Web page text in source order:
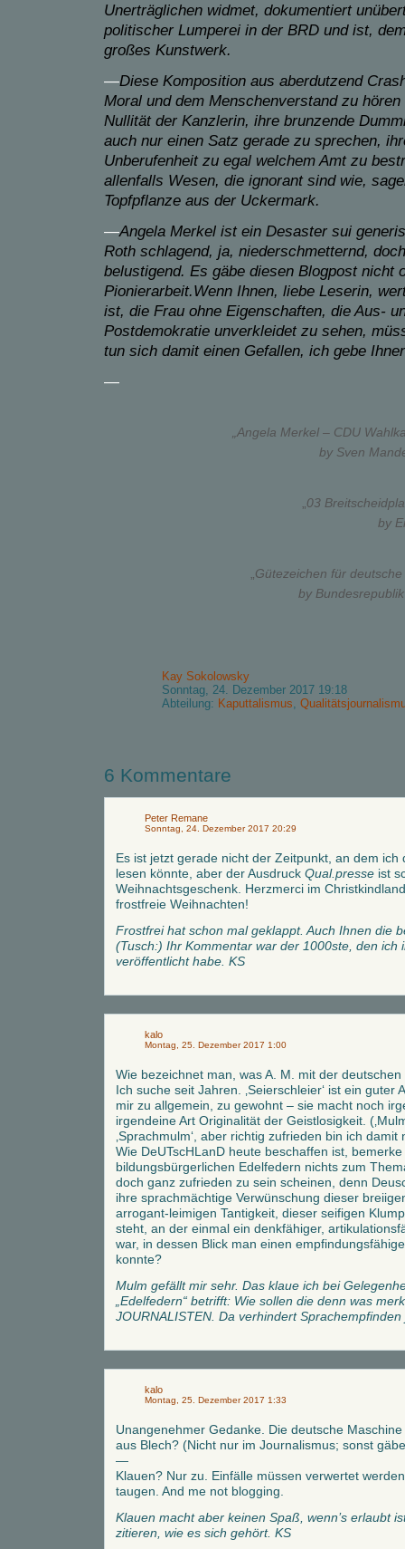
Unerträglichen widmet, dokumentiert
politischer Lumperei in der BRD und ist,
großes Kunstwerk.
—Diese Komposition aus aberdutzend
Moral und dem Menschenverstand zu
Nullität der Kanzlerin, ihre brunzende
auch nur einen Satz gerade zu sprechen,
Unberufenheit zu egal welchem Amt zu
allenfalls Wesen, die ignorant sind wie,
Topfpflanze aus der Uckermark.
—Angela Merkel ist ein Desaster sui
Roth schlagend, ja, niederschmetternd,
belustigend. Es gäbe diesen Blogpost nicht
Pionierarbeit.Wenn Ihnen, liebe Leserin,
ist, die Frau ohne Eigenschaften, die Aus-
Postdemokratie unverkleidet zu sehen,
tun sich damit einen Gefallen, ich gebe
—
„Angela Merkel – CDU
by Sven
03
by
Gütezeichen für
by
Kay Sokolowsky
Sonntag, 24. Dezember 2017 19:18
Abteilung: Kaputtalismus,
6 Kommentare
Peter Remane
Sonntag, 24. Dezember 2017 20:29
Es ist jetzt gerade nicht der Zeitpunkt, an dem
lesen könnte, aber der Ausdruck Qual.presse ist
Weihnachtsgeschenk. Herzmerci im
frostfreie Weihnachten!
Frostfrei hat schon mal geklappt. Auch Ihnen die
(Tusch:) Ihr Kommentar war der 1000ste, den ich
veröffentlicht habe. KS
kalo
Montag, 25. Dezember 2017 1:00
Wie bezeichnet man, was A. M. mit der
Ich suche seit Jahren. ‚Seierschleier‘ ist ein guter
mir zu allgemein, zu gewohnt – sie macht noch
irgendeine Art Originalität der Geistlosigkeit.
‚Sprachmulm‘, aber richtig zufrieden bin ich damit
Wie DeUTscHLanD heute beschaffen ist,
bildungsbürgerlichen Edelfedern nichts zum
doch ganz zufrieden zu sein scheinen, denn
ihre sprachmächtige Verwünschung dieser
arrogant-leimigen Tantigkeit, dieser seifigen
steht, an der einmal ein denkfähiger,
war, in dessen Blick man einen
konnte?
Mulm gefällt mir sehr. Das klaue ich bei
„Edelfedern“ betrifft: Wie sollen die denn was
JOURNALISTEN. Da verhindert
kalo
Montag, 25. Dezember 2017 1:33
Unangenehmer Gedanke. Die deutsche
aus Blech? (Nicht nur im Journalismus; sonst
—
Klauen? Nur zu. Einfälle müssen verwertet
taugen. And me not blogging.
Klauen macht aber keinen Spaß, wenn’s erlaubt
zitieren, wie es sich gehört. KS